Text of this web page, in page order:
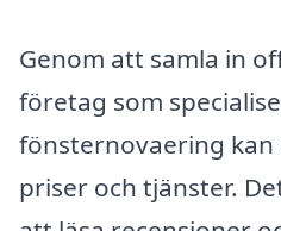
Genom att samla in
företag som
fönsternovaering
priser och tjänster.